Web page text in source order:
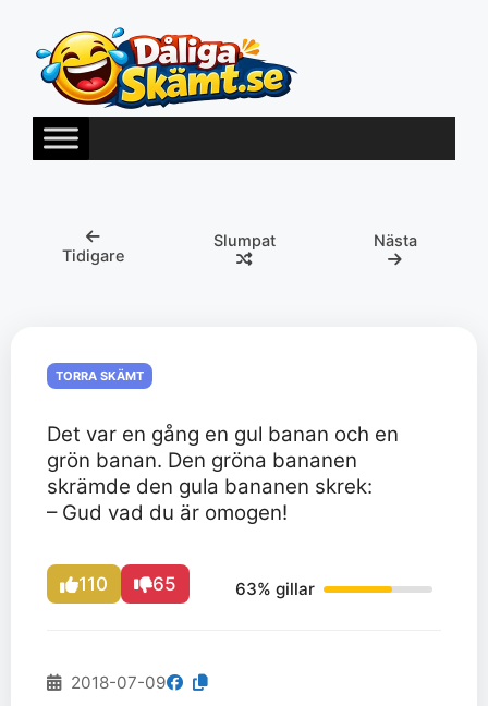
innehåll
Tidigare
Slumpat Nästa
TORRA SKÄMT
Det var en gång en gul banan och en
grön banan. Den gröna bananen
skrämde den gula bananen skrek:
– Gud vad du är omogen!
110 65 63% gillar
2018-07-09